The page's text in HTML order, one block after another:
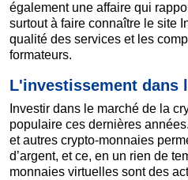
également une affaire qui
surtout à faire connaître le site
qualité des services et les
formateurs.
L'investissement dans
Investir dans le marché de la
populaire ces dernières
et autres crypto-monnaies
d’argent, et ce, en un rien de
monnaies virtuelles sont des